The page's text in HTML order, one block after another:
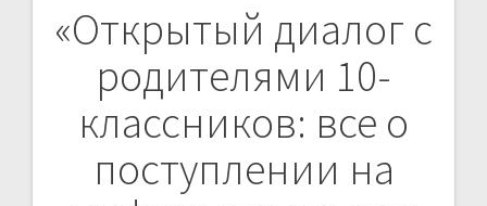
«Открытый диалог с
родителями 10-
классников: все о
поступлении на
Навигация
записям